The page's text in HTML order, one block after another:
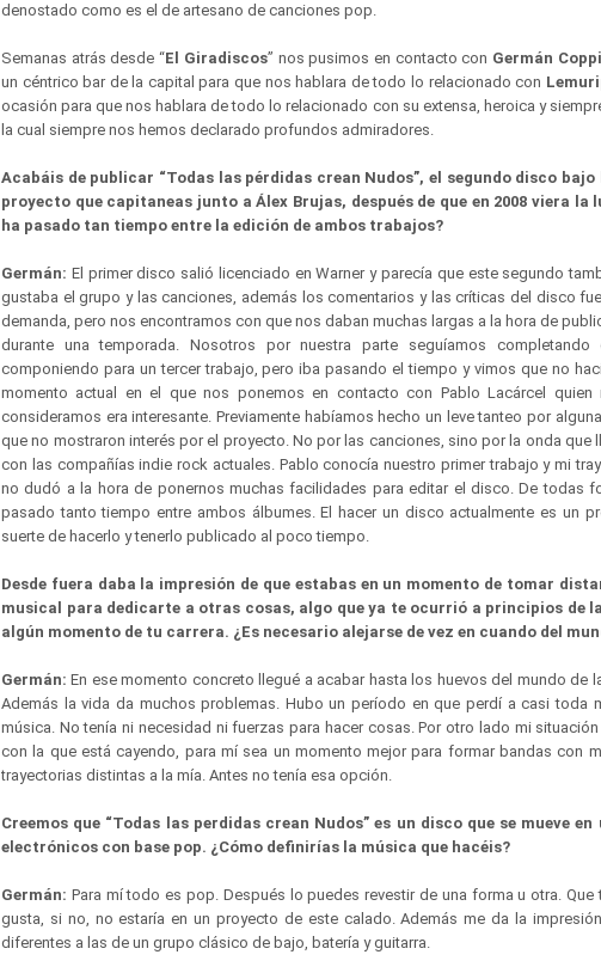
denostado como es el de artesano de canciones pop.
Semanas atrás desde “El Giradiscos” nos pusimos en contacto con Germán
un céntrico bar de la capital para que nos hablara de todo lo relacionado con
ocasión para que nos hablara de todo lo relacionado con su extensa, heroica y
la cual siempre nos hemos declarado profundos admiradores.
Acabáis de publicar “Todas las pérdidas crean Nudos”, el segundo disco
proyecto que capitaneas junto a Álex Brujas, después de que en 2008 viera la
ha pasado tan tiempo entre la edición de ambos trabajos?
Germán: El primer disco salió licenciado en Warner y parecía que este segundo
gustaba el grupo y las canciones, además los comentarios y las críticas del disco
demanda, pero nos encontramos con que nos daban muchas largas a la hora de
durante una temporada. Nosotros por nuestra parte seguíamos
componiendo para un tercer trabajo, pero iba pasando el tiempo y vimos que no
momento actual en el que nos ponemos en contacto con Pablo Lacárcel quien
consideramos era interesante. Previamente habíamos hecho un leve tanteo por
que no mostraron interés por el proyecto. No por las canciones, sino por la onda que
con las compañías indie rock actuales. Pablo conocía nuestro primer trabajo y mi
no dudó a la hora de ponernos muchas facilidades para editar el disco. De todas
pasado tanto tiempo entre ambos álbumes. El hacer un disco actualmente es un
suerte de hacerlo y tenerlo publicado al poco tiempo.
Desde fuera daba la impresión de que estabas en un momento de tomar
musical para dedicarte a otras cosas, algo que ya te ocurrió a principios de
algún momento de tu carrera. ¿Es necesario alejarse de vez en cuando del
Germán: En ese momento concreto llegué a acabar hasta los huevos del mundo de
Además la vida da muchos problemas. Hubo un período en que perdí a casi toda
música. No tenía ni necesidad ni fuerzas para hacer cosas. Por otro lado mi
con la que está cayendo, para mí sea un momento mejor para formar bandas con
trayectorias distintas a la mía. Antes no tenía esa opción.
Creemos que “Todas las perdidas crean Nudos” es un disco que se mueve
electrónicos con base pop. ¿Cómo definirías la música que hacéis?
Germán: Para mí todo es pop. Después lo puedes revestir de una forma u otra.
gusta, si no, no estaría en un proyecto de este calado. Además me da la
diferentes a las de un grupo clásico de bajo, batería y guitarra.